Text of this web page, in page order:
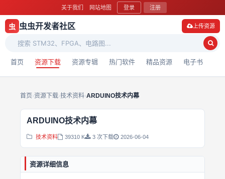
关于我们 网站地图 登录 注册
虫 虫虫开发者社区
首页 资源下载 资源专辑 热门软件 精品资源 电子书
上传资源
首页›资源下载›技术资料›ARDUINO技术内幕
ARDUINO技术内幕
技术资料 39310 K 3 次下载 2026-06-04
资源详细信息